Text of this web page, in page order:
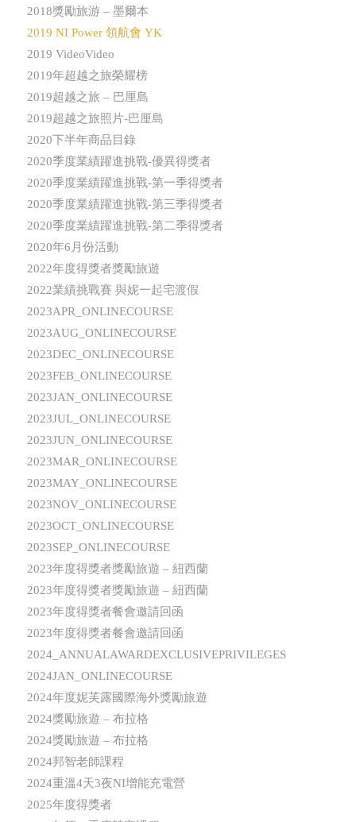
2018獎勵旅游 – 墨爾本
2019 NI Power 領航會 YK
2019 VideoVideo
2019年超越之旅榮耀榜
2019超越之旅 – 巴厘島
2019超越之旅照片-巴厘島
2020下半年商品目錄
2020季度業績躍進挑戰-優異得獎者
2020季度業績躍進挑戰-第一季得獎者
2020季度業績躍進挑戰-第三季得獎者
2020季度業績躍進挑戰-第二季得獎者
2020年6月份活動
2022年度得獎者獎勵旅遊
2022業績挑戰賽 與妮一起宅渡假
2023APR_ONLINECOURSE
2023AUG_ONLINECOURSE
2023DEC_ONLINECOURSE
2023FEB_ONLINECOURSE
2023JAN_ONLINECOURSE
2023JUL_ONLINECOURSE
2023JUN_ONLINECOURSE
2023MAR_ONLINECOURSE
2023MAY_ONLINECOURSE
2023NOV_ONLINECOURSE
2023OCT_ONLINECOURSE
2023SEP_ONLINECOURSE
2023年度得獎者獎勵旅遊 – 紐西蘭
2023年度得獎者獎勵旅遊 – 紐西蘭
2023年度得獎者餐會邀請回函
2023年度得獎者餐會邀請回函
2024_ANNUALAWARDEXCLUSIVEPRIVILEGES
2024JAN_ONLINECOURSE
2024年度妮芙露國際海外獎勵旅遊
2024獎勵旅遊 – 布拉格
2024獎勵旅遊 – 布拉格
2024邦智老師課程
2024重溫4天3夜NI增能充電營
2025年度得獎者